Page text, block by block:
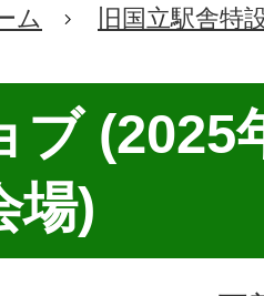
ム 旧国立駅舎特
ブ (2025
場)